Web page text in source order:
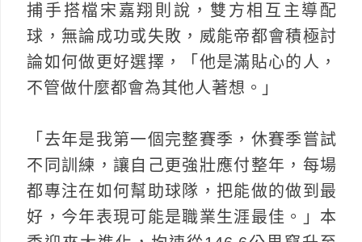
捕手搭檔宋嘉翔則說，雙方相互主導配
球，無論成功或失敗，威能帝都會積極討
論如何做更好選擇，「他是滿貼心的人，
不管做什麼都會為其他人著想。」
「去年是我第一個完整賽季，休賽季嘗試
不同訓練，讓自己更強壯應付整年，每場
都專注在如何幫助球隊，把能做的做到最
好，今年表現可能是職業生涯最佳。」本